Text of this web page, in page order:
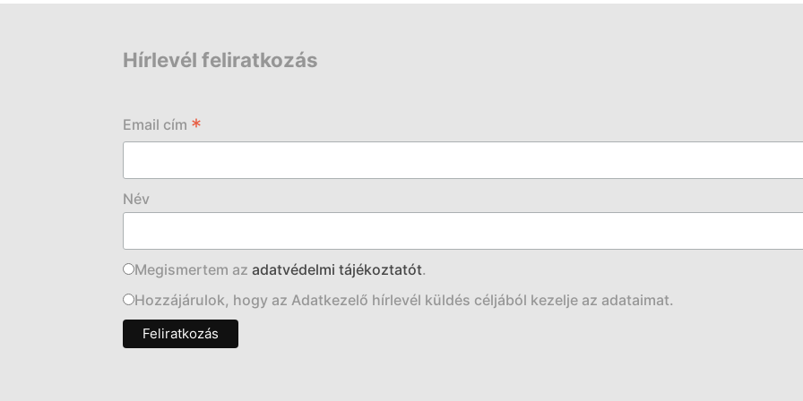
Hírlevél feliratkozás
Email cím *
Név
Megismertem az adatvédelmi tájékoztatót.
Hozzájárulok, hogy az Adatkezelő hírlevél küldés céljából kezelje az adataimat.